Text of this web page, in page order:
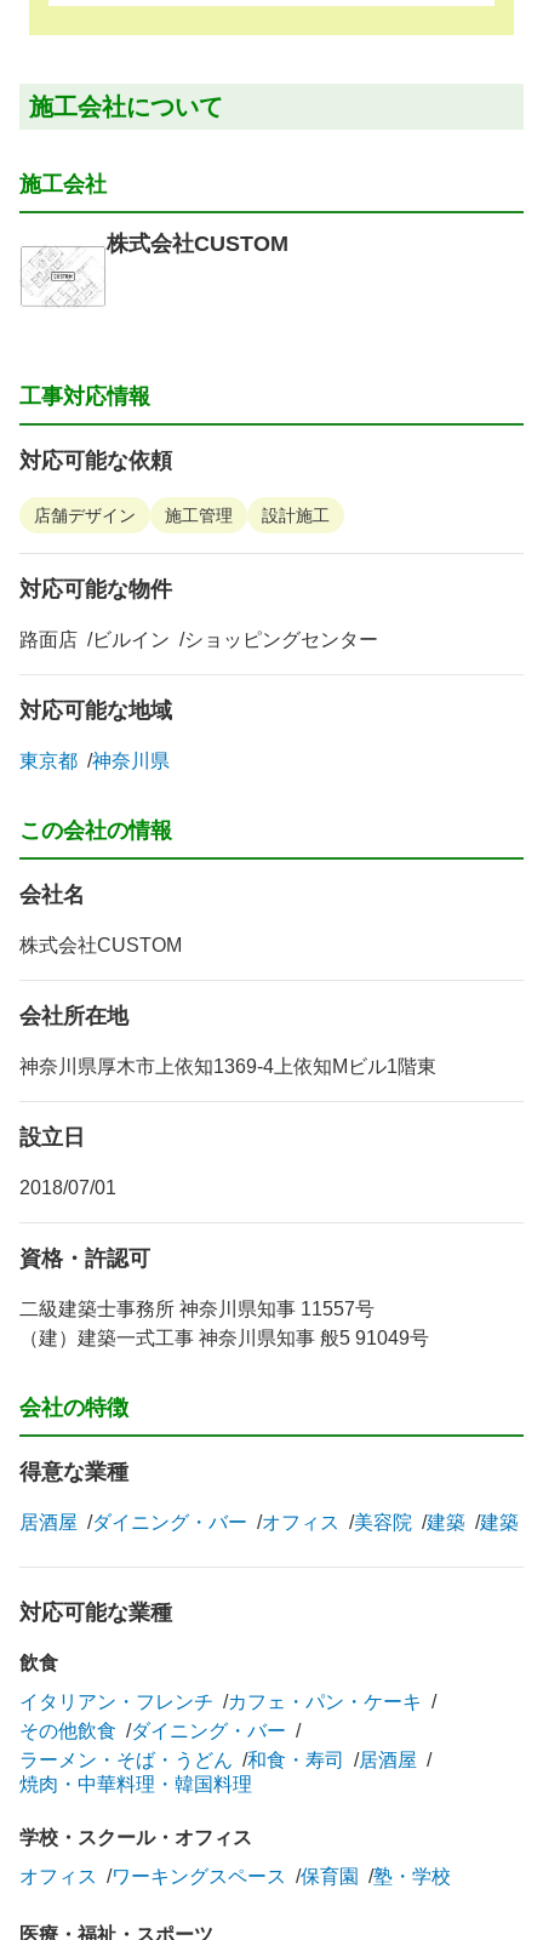
施工会社について
施工会社
株式会社CUSTOM
工事対応情報
対応可能な依頼
店舗デザイン 施工管理 設計施工
対応可能な物件
路面店 ビルイン ショッピングセンター
対応可能な地域
東京都 神奈川県
この会社の情報
会社名
株式会社CUSTOM
会社所在地
神奈川県厚木市上依知1369-4上依知Mビル1階東
設立日
2018/07/01
資格・許認可
二級建築士事務所 神奈川県知事 11557号
（建）建築一式工事 神奈川県知事 般5 91049号
会社の特徴
得意な業種
居酒屋 ダイニング・バー オフィス 美容院 建築 建築
対応可能な業種
飲食
イタリアン・フレンチ
カフェ・パン・ケーキ
その他飲食
ダイニング・バー
ラーメン・そば・うどん
和食・寿司
居酒屋
焼肉・中華料理・韓国料理
学校・スクール・オフィス
オフィス
ワーキングスペース 保育園 塾・学校
医療・福祉・スポーツ